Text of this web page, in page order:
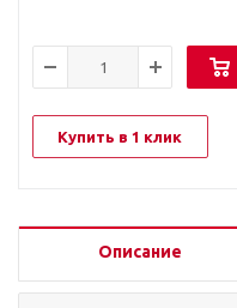
Купить в 1 клик
Описание